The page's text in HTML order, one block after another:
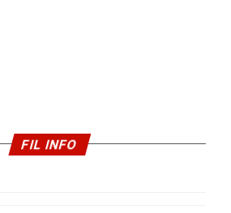
FIL INFO